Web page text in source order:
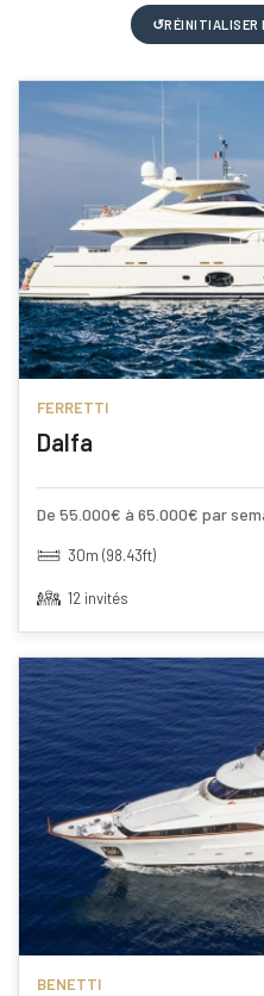
↺RÉINITIALISER
FERRETTI
Dalfa
De 55.000€ à 65.000€ par
30m (98.43ft)
12 invités
BENETTI